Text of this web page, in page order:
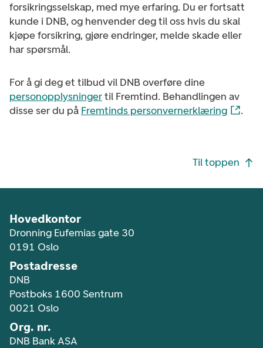
forsikringsselskap, med mye erfaring. Du er fortsatt
kunde i DNB, og henvender deg til oss hvis du skal
kjøpe forsikring, gjøre endringer, melde skade eller
har spørsmål.
For å gi deg et tilbud vil DNB overføre dine
personopplysningertil Fremtind. Behandlingen av
disse ser du på Fremtinds personvernerklæring .
Til toppen
Hovedkontor
Dronning Eufemias gate 30
0191 Oslo
Postadresse
DNB
Postboks 1600 Sentrum
0021 Oslo
Org. nr.
DNB Bank ASA